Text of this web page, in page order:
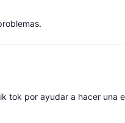
tok por ayudar a hacer una